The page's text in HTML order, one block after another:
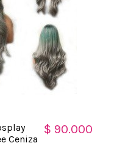
Ceniza
$ 90.000